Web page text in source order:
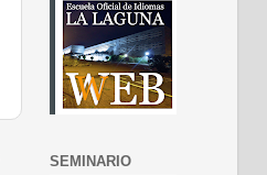
SEMINARIO